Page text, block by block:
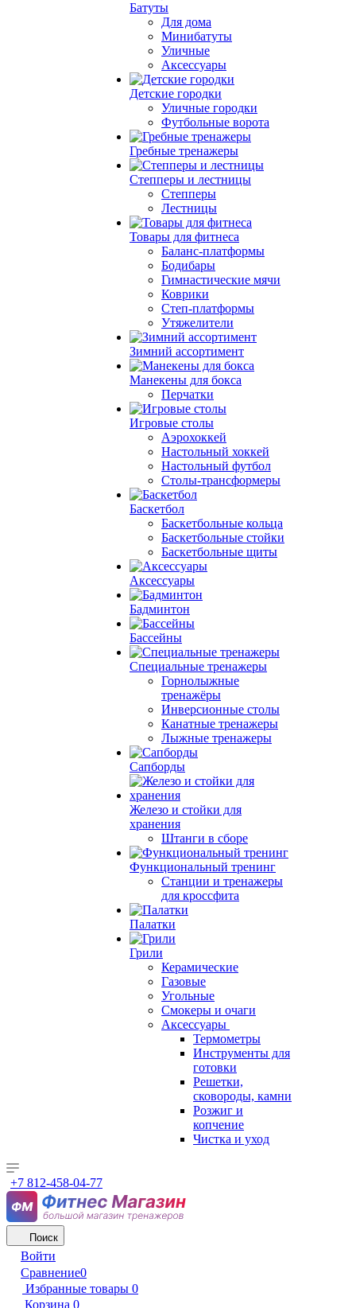
Батуты
Для дома
Минибатуты
Уличные
Аксессуары
Детские городки
Уличные городки
Футбольные ворота
Гребные тренажеры
Степперы и лестницы
Степперы
Лестницы
Товары для фитнеса
Баланс-платформы
Бодибары
Гимнастические мячи
Коврики
Степ-платформы
Утяжелители
Зимний ассортимент
Манекены для бокса
Перчатки
Игровые столы
Аэрохоккей
Настольный хоккей
Настольный футбол
Столы-трансформеры
Баскетбол
Баскетбольные кольца
Баскетбольные стойки
Баскетбольные щиты
Аксессуары
Бадминтон
Бассейны
Специальные тренажеры
Горнолыжные
тренажёры
Инверсионные столы
Канатные тренажеры
Лыжные тренажеры
Сапборды
Железо и стойки для
хранения
Штанги в сборе
Функциональный тренинг
Станции и тренажеры
для кроссфита
Палатки
Грили
Керамические
Газовые
Угольные
Смокеры и очаги
Аксессуары
Термометры
Инструменты для
готовки
Решетки,
сковороды, камни
Розжиг и
копчение
Чистка и уход
+7 812-458-04-77
Поиск
Войти
Сравнение0
Избранные товары 0
Корзина 0